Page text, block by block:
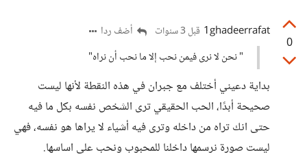
0
1ghadeerrafat قبل 3 سنوات
أضف ردا
" نحن لا نرى فيمن نحب إلا ما نحب أن نراه"
بداية دعيني أختلف مع جبران في هذه النقطة لأنها ليست
صحيحة أبدًا، الحب الحقيقي ترى الشخص نفسه بكل ما فيه
حتى انك تراه من داخله وترى فيه أشياء لا يراها هو نفسه، فهي
ليست صورة نرسمها داخلنا للمحبوب ونحب على اساسها.